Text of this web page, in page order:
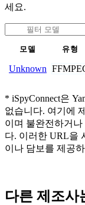
세요.
모델 유형
Unknown
* iSpyConnect은
없습니다. 여기에
이며 불완전하거
다. 이러한 URL을
이나 담보를 제공
다른 제조